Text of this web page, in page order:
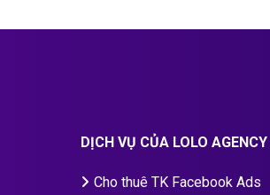
DỊCH VỤ CỦA LOLO AGENCY
Cho thuê TK Facebook Ads